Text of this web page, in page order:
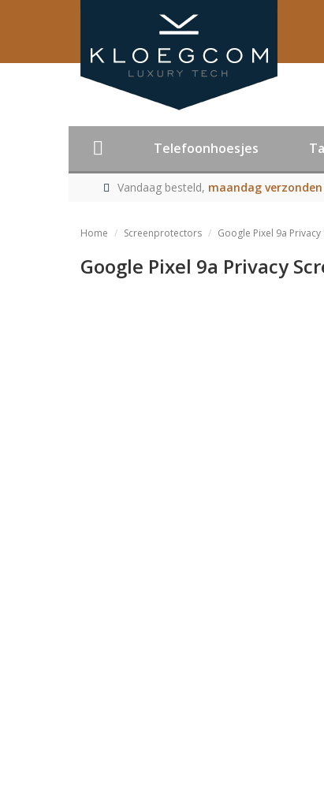
Telefoonhoesjes
Vandaag besteld, maandag verzonden
Home Screenprotectors Google Pixel 9a
Google Pixel 9a Privacy